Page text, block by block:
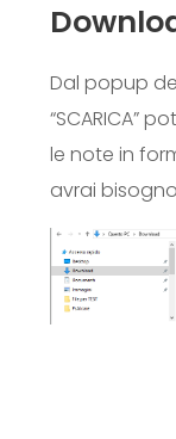
Dal popup
“SCARICA”
le note in
avrai